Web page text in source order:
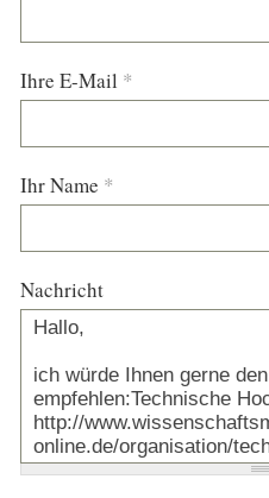
Ihre E-Mail *
Ihr Name *
Nachricht